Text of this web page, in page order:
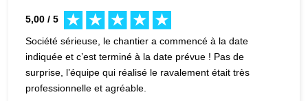
5,00 / 5
Société sérieuse, le chantier a commencé à la date
indiquée et c’est terminé à la date prévue ! Pas de
surprise, l’équipe qui réalisé le ravalement était très
professionnelle et agréable.